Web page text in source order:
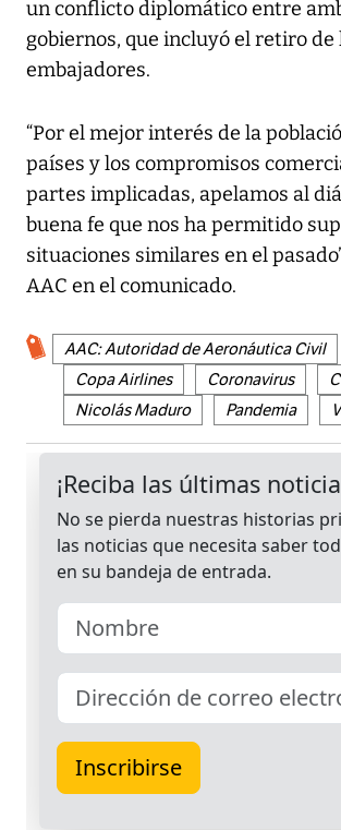
un conflicto diplomático entre
gobiernos, que incluyó el retiro de
embajadores.
“Por el mejor interés de la
países y los compromisos
partes implicadas, apelamos al
buena fe que nos ha permitido
situaciones similares en el
AAC en el comunicado.
AAC: Autoridad de Aeronáutica Civil
Copa Airlines
Coronavirus
Nicolás Maduro
Pandemia